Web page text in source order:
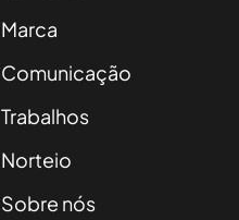
Marca
Comunicação
Trabalhos
Norteio
Sobre nós